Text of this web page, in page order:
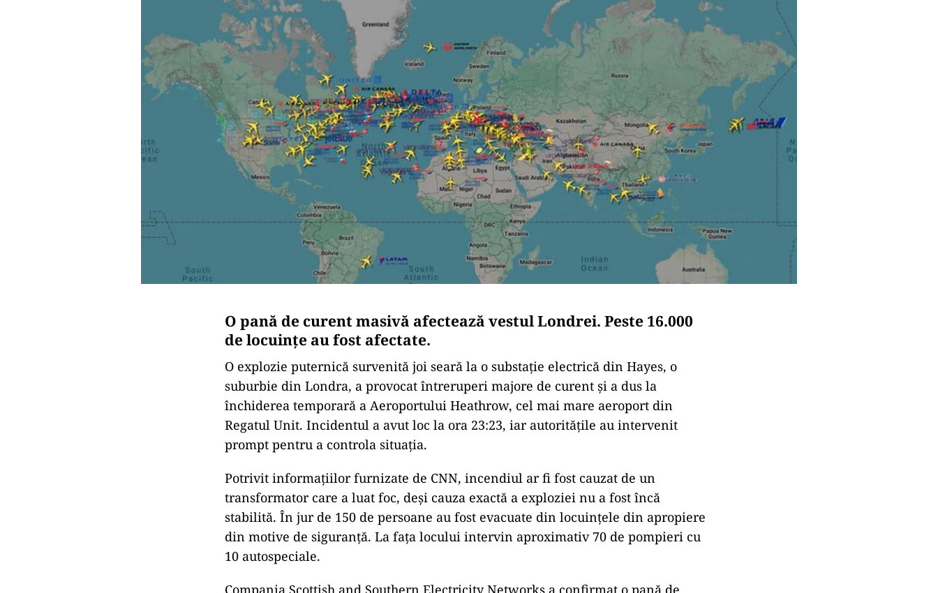
O pană de curent masivă afectează vestul Londrei. Peste 16.000
de locuințe au fost afectate.
O explozie puternică survenită joi seară la o substație electrică din Hayes, o
suburbie din Londra, a provocat întreruperi majore de curent și a dus la
închiderea temporară a Aeroportului Heathrow, cel mai mare aeroport din
Regatul Unit. Incidentul a avut loc la ora 23:23, iar autoritățile au intervenit
prompt pentru a controla situația.
Potrivit informațiilor furnizate de CNN, incendiul ar fi fost cauzat de un
transformator care a luat foc, deși cauza exactă a exploziei nu a fost încă
stabilită. În jur de 150 de persoane au fost evacuate din locuințele din apropiere
din motive de siguranță. La fața locului intervin aproximativ 70 de pompieri cu
10 autospeciale.